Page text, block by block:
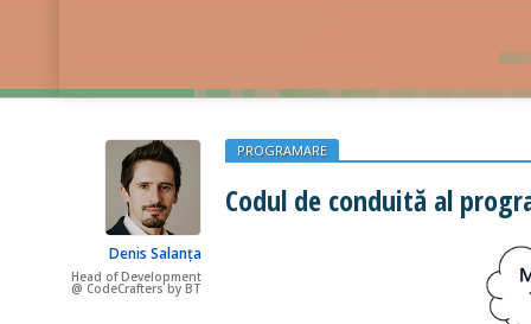
Denis Salanța
Head of Development
@ CodeCrafters by BT
PROGRAMARE
Codul de conduită al